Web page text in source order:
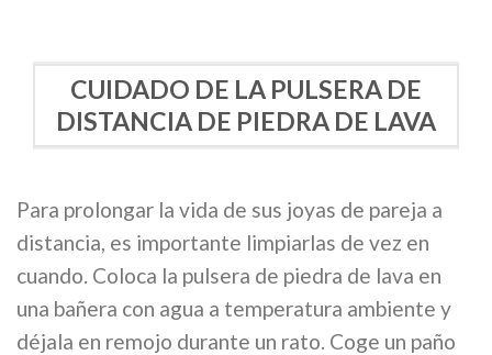
CUIDADO DE LA PULSERA DE
DISTANCIA DE PIEDRA DE LAVA
Para prolongar la vida de sus joyas de pareja a
distancia, es importante limpiarlas de vez en
cuando. Coloca la pulsera de piedra de lava en
una bañera con agua a temperatura ambiente y
déjala en remojo durante un rato. Coge un paño